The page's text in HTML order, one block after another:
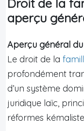
Droit de la
aperçu
Aperçu général
Le droit de la
profondément
d’un système
juridique laïc,
réformes